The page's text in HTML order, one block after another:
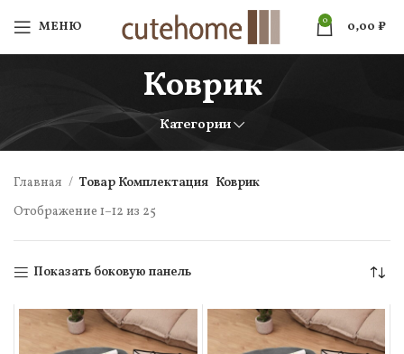
МЕНЮ 0 0,00 ₽
Коврик
Категории
Главная Товар Комплектация Коврик
Отображение 1–12 из 25
Показать боковую панель